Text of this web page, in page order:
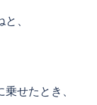
、
せたとき、